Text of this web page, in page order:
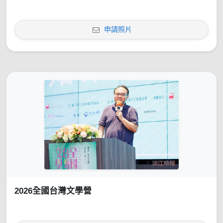
申請照片
2026全國台灣文學營